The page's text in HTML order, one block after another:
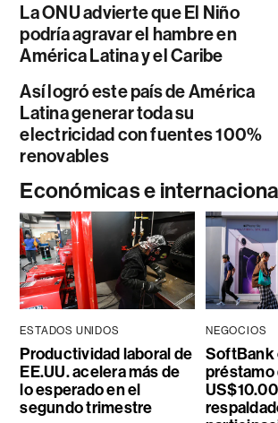
La ONU advierte que El Niño
podría agravar el hambre en
América Latina y el Caribe
Así logró este país de América
Latina generar toda su
electricidad con fuentes 100%
renovables
Económicas e
ESTADOS UNIDOS
Productividad laboral de
EE.UU. acelera más de
lo esperado en el
segundo trimestre
NEGOCIOS
SoftBank
préstamo